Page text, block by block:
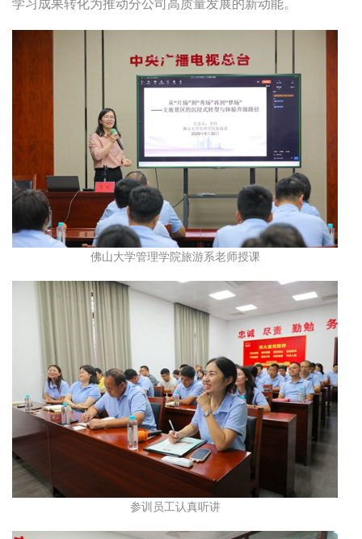
佛山大学管理学院旅游系老师授课
参训员工认真听讲